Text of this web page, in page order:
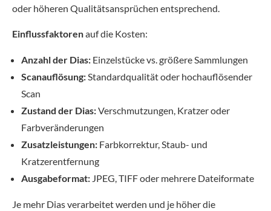
oder höheren Qualitätsansprüchen entsprechend.
Einflussfaktorenauf die Kosten:
Anzahl der Dias: Einzelstücke vs. größere Sammlungen
Scanauflösung:Standardqualität oder hochauflösender
Scan
Zustand der Dias:Verschmutzungen, Kratzer oder
Farbveränderungen
Zusatzleistungen: Farbkorrektur, Staub- und
Kratzerentfernung
Ausgabeformat: JPEG, TIFF oder mehrere Dateiformate
Je mehr Dias verarbeitet werden und je höher die